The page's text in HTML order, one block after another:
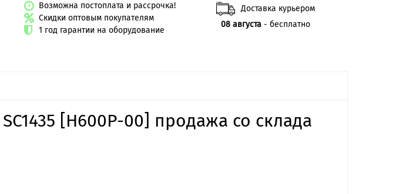
Возможна постоплата и рассрочка!
Скидки оптовым покупателям
1 год гарантии на оборудование
Доставка курьером
08 августа - бесплатно
[H600P-00] продажа со склада